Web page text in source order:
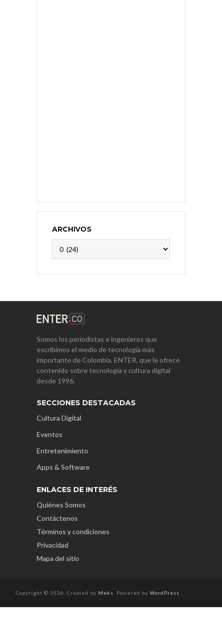
ARCHIVOS
Somos los periodistas e ingenieros que
escribimos el medio de tecnología más
importante de Colombia, ENTER, que le ofrece
contenido sobre tecnología y cultura digital
desde 1996.
SECCIONES DESTACADAS
Cultura Digital
Eventos
Entretenimiento
Apps & Software
ENLACES DE INTERÉS
Quiénes Somos
Contáctenos
Términos y condiciones
Privacidad
Mapa del sitio
Copyright © 2026. Created by Meks . Powered by WordPress